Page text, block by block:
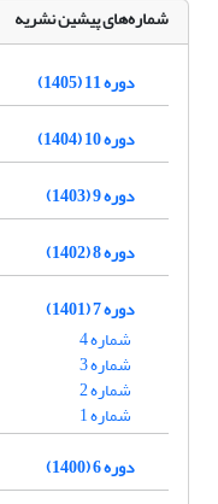
شماره‌های پیشین نشریه
دوره 11 (1405)
دوره 10 (1404)
دوره 9 (1403)
دوره 8 (1402)
دوره 7 (1401)
شماره 4
شماره 3
شماره 2
شماره 1
دوره 6 (1400)